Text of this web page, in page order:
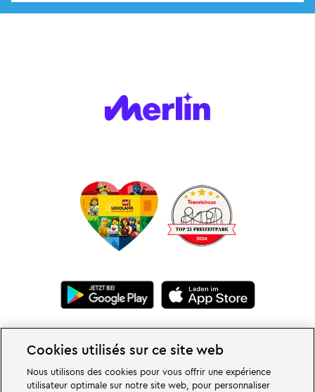
Cookies utilisés sur ce site web
Nous utilisons des cookies pour vous offrir une expérience
utilisateur optimale sur notre site web, pour personnaliser